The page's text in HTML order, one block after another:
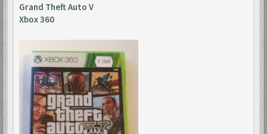
Grand Theft Auto V
Xbox 360